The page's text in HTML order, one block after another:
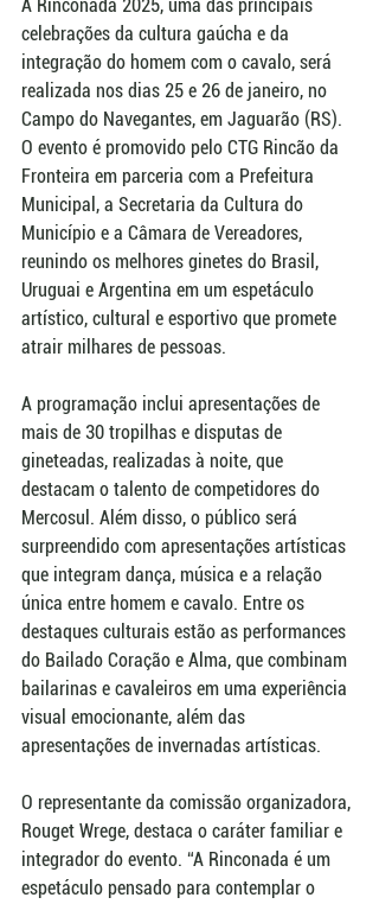
A Rinconada 2025, uma das principais
celebrações da cultura gaúcha e da
integração do homem com o cavalo, será
realizada nos dias 25 e 26 de janeiro, no
Campo do Navegantes, em Jaguarão (RS).
O evento é promovido pelo CTG Rincão da
Fronteira em parceria com a Prefeitura
Municipal, a Secretaria da Cultura do
Município e a Câmara de Vereadores,
reunindo os melhores ginetes do Brasil,
Uruguai e Argentina em um espetáculo
artístico, cultural e esportivo que promete
atrair milhares de pessoas.
A programação inclui apresentações de
mais de 30 tropilhas e disputas de
gineteadas, realizadas à noite, que
destacam o talento de competidores do
Mercosul. Além disso, o público será
surpreendido com apresentações artísticas
que integram dança, música e a relação
única entre homem e cavalo. Entre os
destaques culturais estão as performances
do Bailado Coração e Alma, que combinam
bailarinas e cavaleiros em uma experiência
visual emocionante, além das
apresentações de invernadas artísticas.
O representante da comissão organizadora,
Rouget Wrege, destaca o caráter familiar e
integrador do evento. “A Rinconada é um
espetáculo pensado para contemplar o